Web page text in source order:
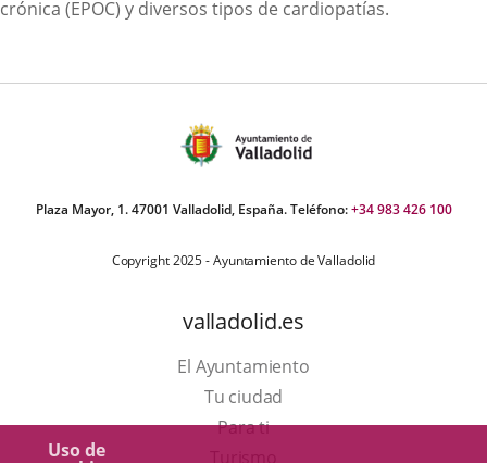
Uso de
crónica (EPOC) y diversos tipos de cardiopatías.
Plaza Mayor, 1. 47001 Valladolid, España. Teléfono:+34 983 426 100
Copyright 2025 - Ayuntamiento de Valladolid
valladolid.es
El Ayuntamiento
Tu ciudad
Para ti